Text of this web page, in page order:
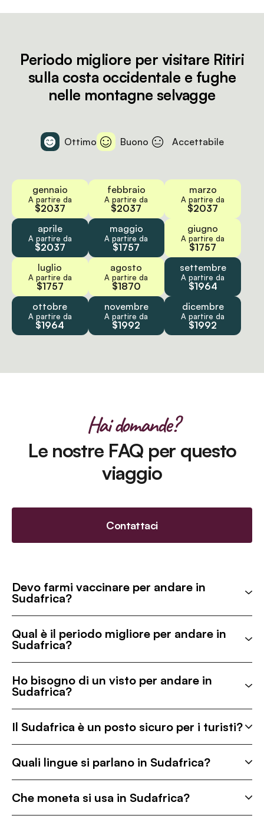
Periodo migliore per visitare Ritiri
sulla costa occidentale e fughe
nelle montagne selvagge
Ottimo Buono Accettabile
gennaio
A partire da
$2037
febbraio
A partire da
$2037
marzo
A partire da
$2037
aprile
A partire da
$2037
maggio
A partire da
$1757
giugno
A partire da
$1757
luglio
A partire da
$1757
agosto
A partire da
$1870
settembre
A partire da
$1964
ottobre
A partire da
$1964
novembre
A partire da
$1992
dicembre
A partire da
$1992
Hai domande?
Le nostre FAQ per questo
viaggio
Contattaci
Devo farmi vaccinare per andare in
Sudafrica?
Qual è il periodo migliore per andare in
Sudafrica?
Ho bisogno di un visto per andare in
Sudafrica?
Il Sudafrica è un posto sicuro per i turisti?
Quali lingue si parlano in Sudafrica?
Che moneta si usa in Sudafrica?